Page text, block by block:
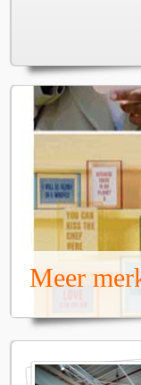
Meer